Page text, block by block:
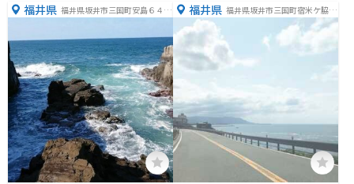
福井県 福井県坂井市三国町安島６４
福井県 福井県坂井市三国町宿米ケ脇４